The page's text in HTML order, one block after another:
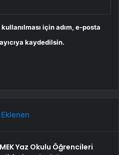
için adım, e-posta
kaydedilsin.
Yaz Okulu Öğrencileri